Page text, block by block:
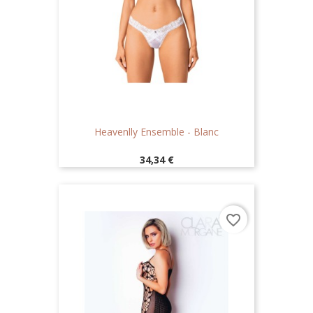
Heavenlly Ensemble - Blanc
Prix
34,34 €
favorite_border